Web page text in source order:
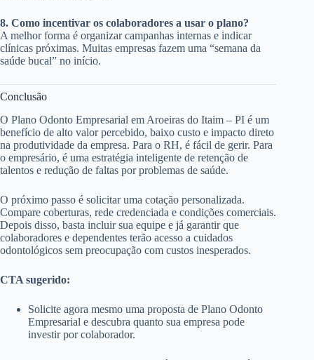
8. Como incentivar os colaboradores a usar o plano?
A melhor forma é organizar campanhas internas e indicar
clínicas próximas. Muitas empresas fazem uma “semana da
saúde bucal” no início.
Conclusão
O Plano Odonto Empresarial em Aroeiras do Itaim – PI é um
benefício de alto valor percebido, baixo custo e impacto direto
na produtividade da empresa. Para o RH, é fácil de gerir. Para
o empresário, é uma estratégia inteligente de retenção de
talentos e redução de faltas por problemas de saúde.
O próximo passo é solicitar uma cotação personalizada.
Compare coberturas, rede credenciada e condições comerciais.
Depois disso, basta incluir sua equipe e já garantir que
colaboradores e dependentes terão acesso a cuidados
odontológicos sem preocupação com custos inesperados.
CTA sugerido:
Solicite agora mesmo uma proposta de Plano Odonto
Empresarial e descubra quanto sua empresa pode
investir por colaborador.